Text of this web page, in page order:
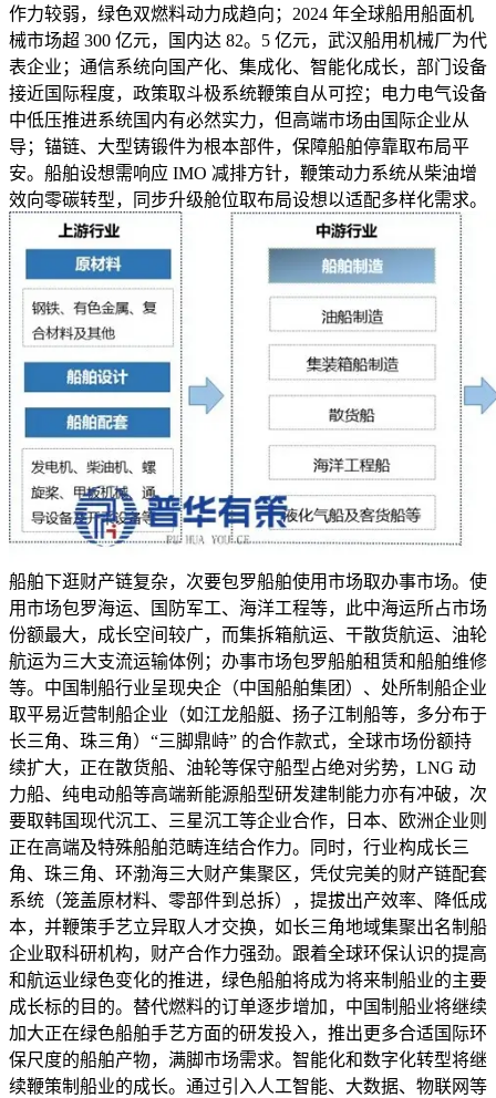
作力较弱，绿色双燃料动力成趋向；2024 年全球船用船面机
械市场超 300 亿元，国内达 82。5 亿元，武汉船用机械厂为代
表企业；通信系统向国产化、集成化、智能化成长，部门设备
接近国际程度，政策取斗极系统鞭策自从可控；电力电气设备
中低压推进系统国内有必然实力，但高端市场由国际企业从
导；锚链、大型铸锻件为根本部件，保障船舶停靠取布局平
安。船舶设想需响应 IMO 减排方针，鞭策动力系统从柴油增
效向零碳转型，同步升级舱位取布局设想以适配多样化需求。
船舶下逛财产链复杂，次要包罗船舶使用市场取办事市场。使
用市场包罗海运、国防军工、海洋工程等，此中海运所占市场
份额最大，成长空间较广，而集拆箱航运、干散货航运、油轮
航运为三大支流运输体例；办事市场包罗船舶租赁和船舶维修
等。中国制船行业呈现央企（中国船舶集团）、处所制船企业
取平易近营制船企业（如江龙船艇、扬子江制船等，多分布于
长三角、珠三角）“三脚鼎峙” 的合作款式，全球市场份额持
续扩大，正在散货船、油轮等保守船型占绝对劣势，LNG 动
力船、纯电动船等高端新能源船型研发建制能力亦有冲破，次
要取韩国现代沉工、三星沉工等企业合作，日本、欧洲企业则
正在高端及特殊船舶范畴连结合作力。同时，行业构成长三
角、珠三角、环渤海三大财产集聚区，凭仗完美的财产链配套
系统（笼盖原材料、零部件到总拆），提拔出产效率、降低成
本，并鞭策手艺立异取人才交换，如长三角地域集聚出名制船
企业取科研机构，财产合作力强劲。跟着全球环保认识的提高
和航运业绿色变化的推进，绿色船舶将成为将来制船业的主要
成长标的目的。替代燃料的订单逐步增加，中国制船业将继续
加大正在绿色船舶手艺方面的研发投入，推出更多合适国际环
保尺度的船舶产物，满脚市场需求。智能化和数字化转型将继
续鞭策制船业的成长。通过引入人工智能、大数据、物联网等